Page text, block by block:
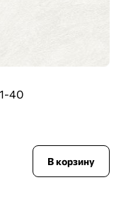
40
В корзину